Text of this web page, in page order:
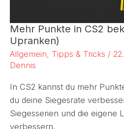
Mehr Punkte in CS2
Upranken)
Allgemein Tipps & Tricks /
Dennis
In CS2 kannst du mehr
du deine Siegesrate
Siegesserien und die eigene
verbessern.